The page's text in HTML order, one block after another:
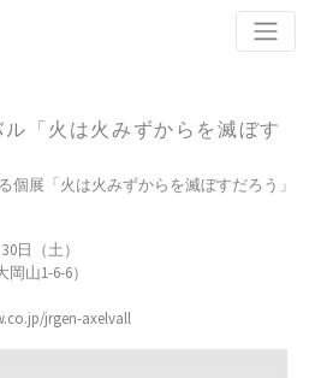
「火は火みずからを滅ぼす
個展「火は火みずからを滅ぼすだろう」
日（土）
山1-6-6）
jrgen-axelvall